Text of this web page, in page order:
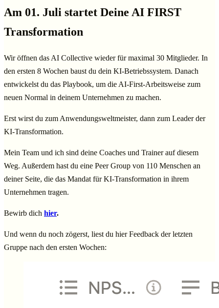
Am 01. Juli startet Deine AI FIRST
Transformation
Wir öffnen das AI Collective wieder für maximal 30 Mitglieder. In
den ersten 8 Wochen baust du dein KI-Betriebssystem. Danach
entwickelst du das Playbook, um die AI-First-Arbeitsweise zum
neuen Normal in deinem Unternehmen zu machen.
Erst wirst du zum Anwendungsweltmeister, dann zum Leader der
KI-Transformation.
Mein Team und ich sind deine Coaches und Trainer auf diesem
Weg. Außerdem hast du eine Peer Group von 110 Menschen an
deiner Seite, die das Mandat für KI-Transformation in ihrem
Unternehmen tragen.
Bewirb dich hier.
Und wenn du noch zögerst, liest du hier Feedback der letzten
Gruppe nach den ersten Wochen: